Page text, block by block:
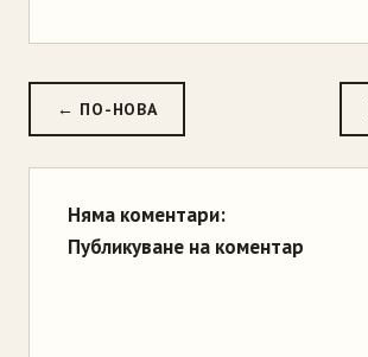
← ПО-НОВА
Няма коментари:
Публикуване на коментар